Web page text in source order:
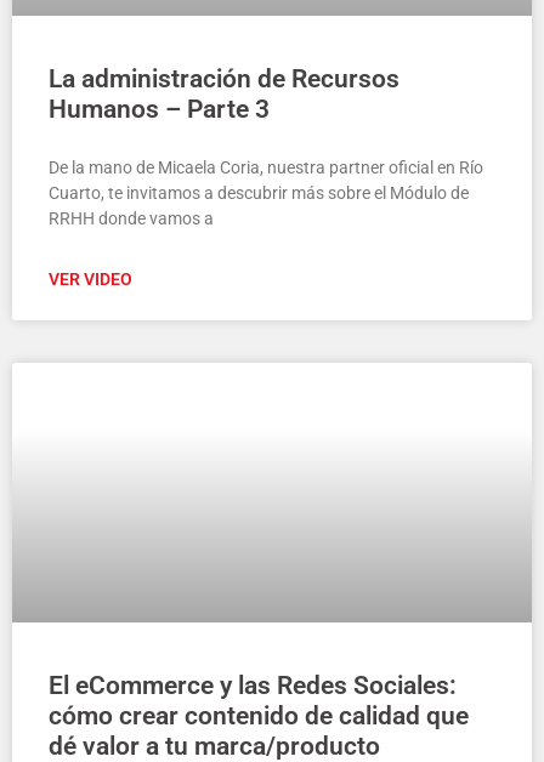
La administración de Recursos
Humanos – Parte 3
De la mano de Micaela Coria, nuestra partner oficial en Río
Cuarto, te invitamos a descubrir más sobre el Módulo de
RRHH donde vamos a
VER VIDEO
El eCommerce y las Redes Sociales:
cómo crear contenido de calidad que
dé valor a tu marca/producto